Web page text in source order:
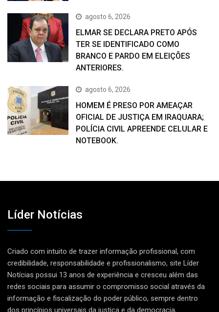
agosto 6, 2026
ELMAR SE DECLARA PRETO APÓS
TER SE IDENTIFICADO COMO
BRANCO E PARDO EM ELEIÇÕES
ANTERIORES.
agosto 6, 2026
HOMEM É PRESO POR AMEAÇAR
OFICIAL DE JUSTIÇA EM IRAQUARA;
POLÍCIA CIVIL APREENDE CELULAR E
NOTEBOOK.
Líder Notícias
Criado com intuito de trazer informação profissional, com
credibilidade, responsabilidade e profissionalismo, site Líder
Notícias possui 13 anos de experiência e cresceu além das
redes sociais para assumir o compromisso social através da
informação e fiscalização do poder público, sempre dentro
dos princípios universais da justiça e da democracia,